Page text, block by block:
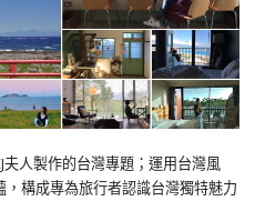
夫人製作的台灣專題；運用台灣風
構成專為旅行者認識台灣獨特魅力